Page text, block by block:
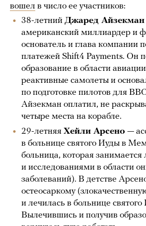
вошел в число ее участников:
38-летний Джаред Айзекман
американский миллиардер и
основатель и глава компании
платежей Shift4 Payments. Он
образование в области
реактивные самолеты и
по подготовке пилотов для
Айзекман оплатил, не
четыре места на корабле.
29-летняя Хейли Арсено —
в больнице святого Иуды в
больница, которая
и исследованиями в области
заболеваний). В детстве
остеосаркому
и лечилась в больнице
Вылечившись и получив